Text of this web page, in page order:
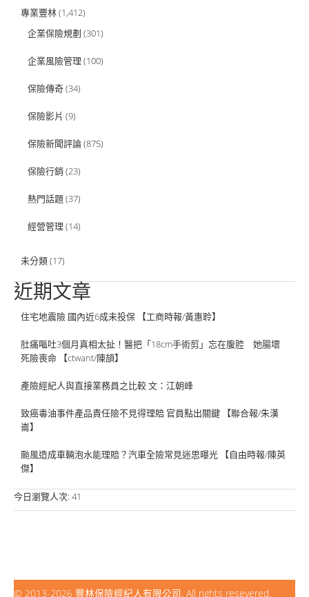
專業豐林(1,412)
企業保險規劃 (301)
企業風險管理 (100)
保險傳奇(34)
保險影片 (9)
保險新聞評論(875)
保險行銷 (23)
熱門話題(37)
經營管理 (14)
未分類(17)
近期文章
住宅地震險 國內近6成未投保 【工商時報/黃惠聆】
肚痛嘔吐3個月真相太扯！醫把「18cm手術剪」忘在腹腔 她腸壞
死險喪命 【ctwant/陳頡】
產險經紀人與直接業務員之比較 文：江朝峰
致癌毒油事件產品責任險不見得理賠 官員點出關鍵 【聯合報/朱漢
崙】
颱風造成車輛泡水能理賠？汽車全險常見迷思曝光 【自由時報/陳英
傑】
今日瀏覽人次: 41
© 2013-2026 豐林保險經紀人有限公司. All rights resevered.